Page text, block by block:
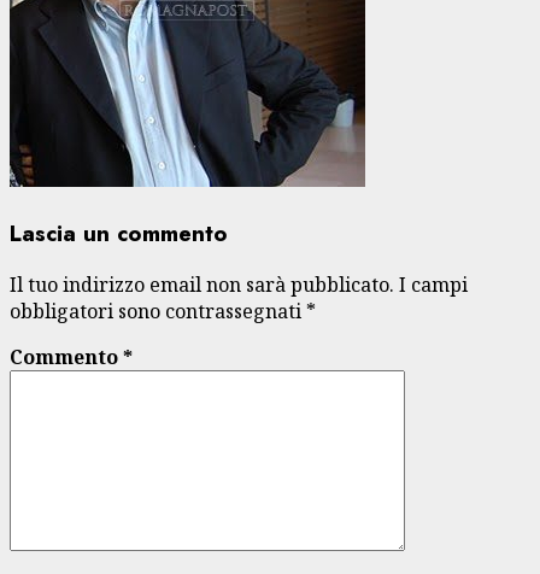
Lascia un commento
Il tuo indirizzo email non sarà pubblicato. I campi
obbligatori sono contrassegnati *
Commento*